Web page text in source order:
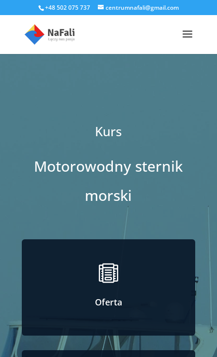
+48 502 075 737 centrumnafali@gmail.com
Kurs
Motorowodny sternik
morski

Oferta